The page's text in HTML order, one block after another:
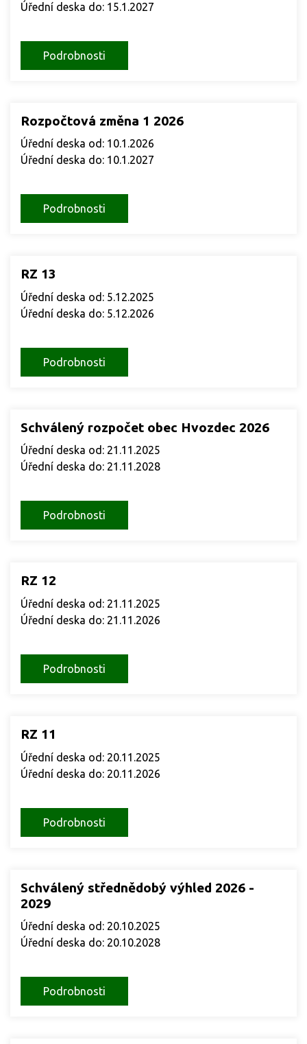
Úřední deska do: 15.1.2027
Podrobnosti
Rozpočtová změna 1 2026
Úřední deska od: 10.1.2026
Úřední deska do: 10.1.2027
Podrobnosti
RZ 13
Úřední deska od: 5.12.2025
Úřední deska do: 5.12.2026
Podrobnosti
Schválený rozpočet obec Hvozdec 2026
Úřední deska od: 21.11.2025
Úřední deska do: 21.11.2028
Podrobnosti
RZ 12
Úřední deska od: 21.11.2025
Úřední deska do: 21.11.2026
Podrobnosti
RZ 11
Úřední deska od: 20.11.2025
Úřední deska do: 20.11.2026
Podrobnosti
Schválený střednědobý výhled 2026 -
2029
Úřední deska od: 20.10.2025
Úřední deska do: 20.10.2028
Podrobnosti